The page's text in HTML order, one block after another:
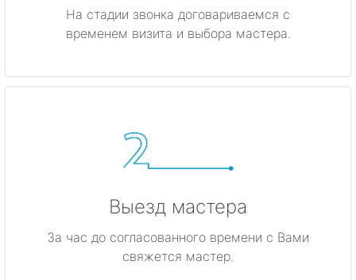
На стадии звонка договариваемся с
временем визита и выбора мастера.
Выезд мастера
За час до согласованного времени с Вами
свяжется мастер.